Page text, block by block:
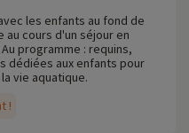
!
les enfants au fond de
au cours d'un séjour en
programme : requins,
dédiées aux enfants pour
vie aquatique.